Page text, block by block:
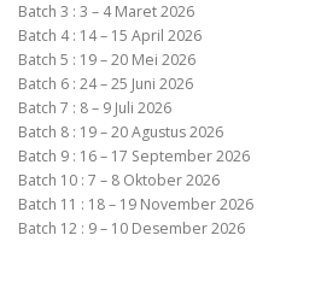
Batch 3 : 3 – 4 Maret 2026
Batch 4 : 14 – 15 April 2026
Batch 5 : 19 – 20 Mei 2026
Batch 6 : 24 – 25 Juni 2026
Batch 7 : 8 – 9 Juli 2026
Batch 8 : 19 – 20 Agustus 2026
Batch 9 : 16 – 17 September 2026
Batch 10 : 7 – 8 Oktober 2026
Batch 11 : 18 – 19 November 2026
Batch 12 : 9 – 10 Desember 2026